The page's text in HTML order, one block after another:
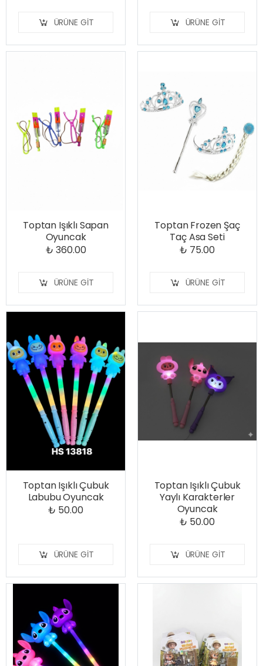
ÜRÜNE GIT ÜRÜNE GIT
Toptan Işıklı Sapan
Oyuncak
₺ 360.00
ÜRÜNE GIT
Toptan Frozen Şaç
Taç Asa Seti
₺ 75.00
ÜRÜNE GIT
Toptan Işıklı Çubuk
Labubu Oyuncak
₺ 50.00
ÜRÜNE GIT
Toptan Işıklı Çubuk
Yaylı Karakterler
Oyuncak
₺ 50.00
ÜRÜNE GIT